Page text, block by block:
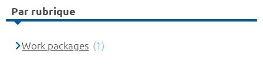
Par rubrique
Work packages (1)